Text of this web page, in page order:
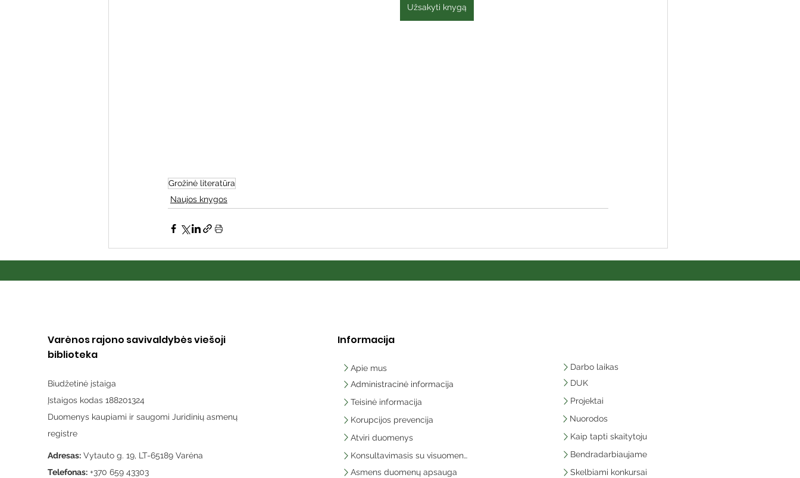
Žymios datos
Užsakyti knygą
Grožinė literatūra
Naujos knygos
Varėnos rajono savivaldybės viešoji
biblioteka
Biudžetinė įstaiga
Įstaigos kodas 188201324
Duomenys kaupiami ir saugomi Juridinių asmenų
registre
Adresas: Vytauto g. 19, LT-65189 Varėna
Telefonas: +370 659 43303
Informacija
Apie mus
Administracinė informacija
Teisinė informacija
Korupcijos prevencija
Atviri duomenys
Konsultavimasis su visuomene
Asmens duomenų apsauga
Darbo laikas
DUK
Projektai
Nuorodos
Kaip tapti skaitytoju
Bendradarbiaujame
Skelbiami konkursai